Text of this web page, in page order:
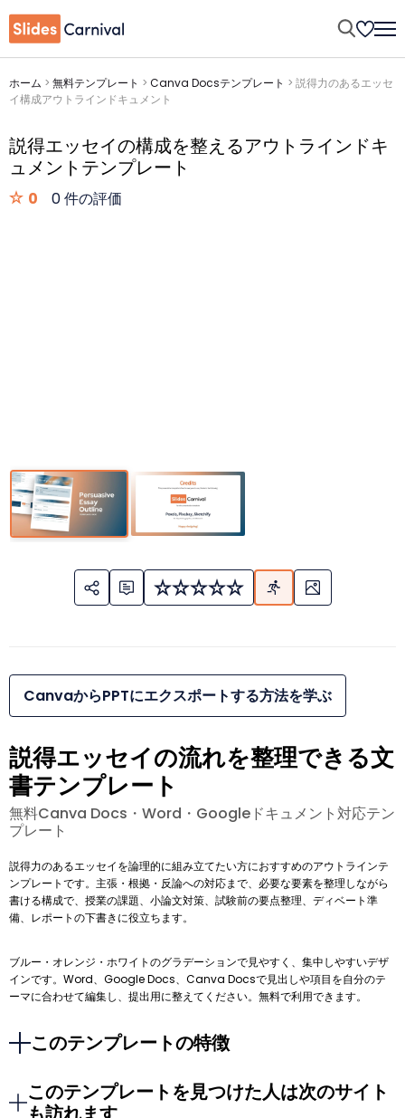
ホーム > 無料テンプレート > Canva Docsテンプレート > 説得力のあるエッセ
イ構成アウトラインドキュメント
説得エッセイの構成を整えるアウトラインドキ
ュメントテンプレート
0 0 件の評価
CanvaからPPTにエクスポートする方法を学ぶ
説得エッセイの流れを整理できる文
書テンプレート
無料Canva Docs・Word・Googleドキュメント対応テン
プレート
説得力のあるエッセイを論理的に組み立てたい方におすすめのアウトラインテ
ンプレートです。主張・根拠・反論への対応まで、必要な要素を整理しながら
書ける構成で、授業の課題、小論文対策、試験前の要点整理、ディベート準
備、レポートの下書きに役立ちます。
ブルー・オレンジ・ホワイトのグラデーションで見やすく、集中しやすいデザ
インです。Word、Google Docs、Canva Docsで見出しや項目を自分のテ
ーマに合わせて編集し、提出用に整えてください。無料で利用できます。
このテンプレートの特徴
このテンプレートを見つけた人は次のサイト